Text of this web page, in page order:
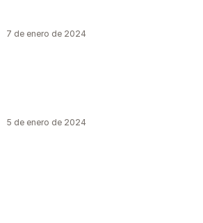
7 de enero de 2024
5 de enero de 2024